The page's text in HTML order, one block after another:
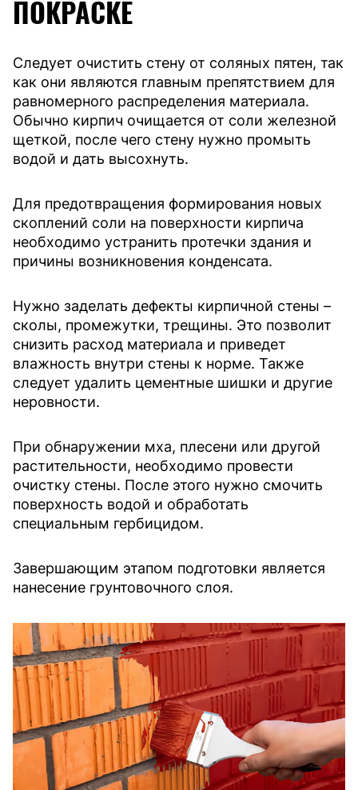
ПОКРАСКЕ
Cледует очистить стену от соляных пятен, так
как они являются главным препятствием для
равномерного распределения материала.
Обычно кирпич очищается от соли железной
щеткой, после чего стену нужно промыть
водой и дать высохнуть.
Для предотвращения формирования новых
скоплений соли на поверхности кирпича
необходимо устранить протечки здания и
причины возникновения конденсата.
Нужно заделать дефекты кирпичной стены –
сколы, промежутки, трещины. Это позволит
снизить расход материала и приведет
влажность внутри стены к норме. Также
следует удалить цементные шишки и другие
неровности.
При обнаружении мха, плесени или другой
растительности, необходимо провести
очистку стены. После этого нужно смочить
поверхность водой и обработать
специальным гербицидом.
Завершающим этапом подготовки является
нанесение грунтовочного слоя.